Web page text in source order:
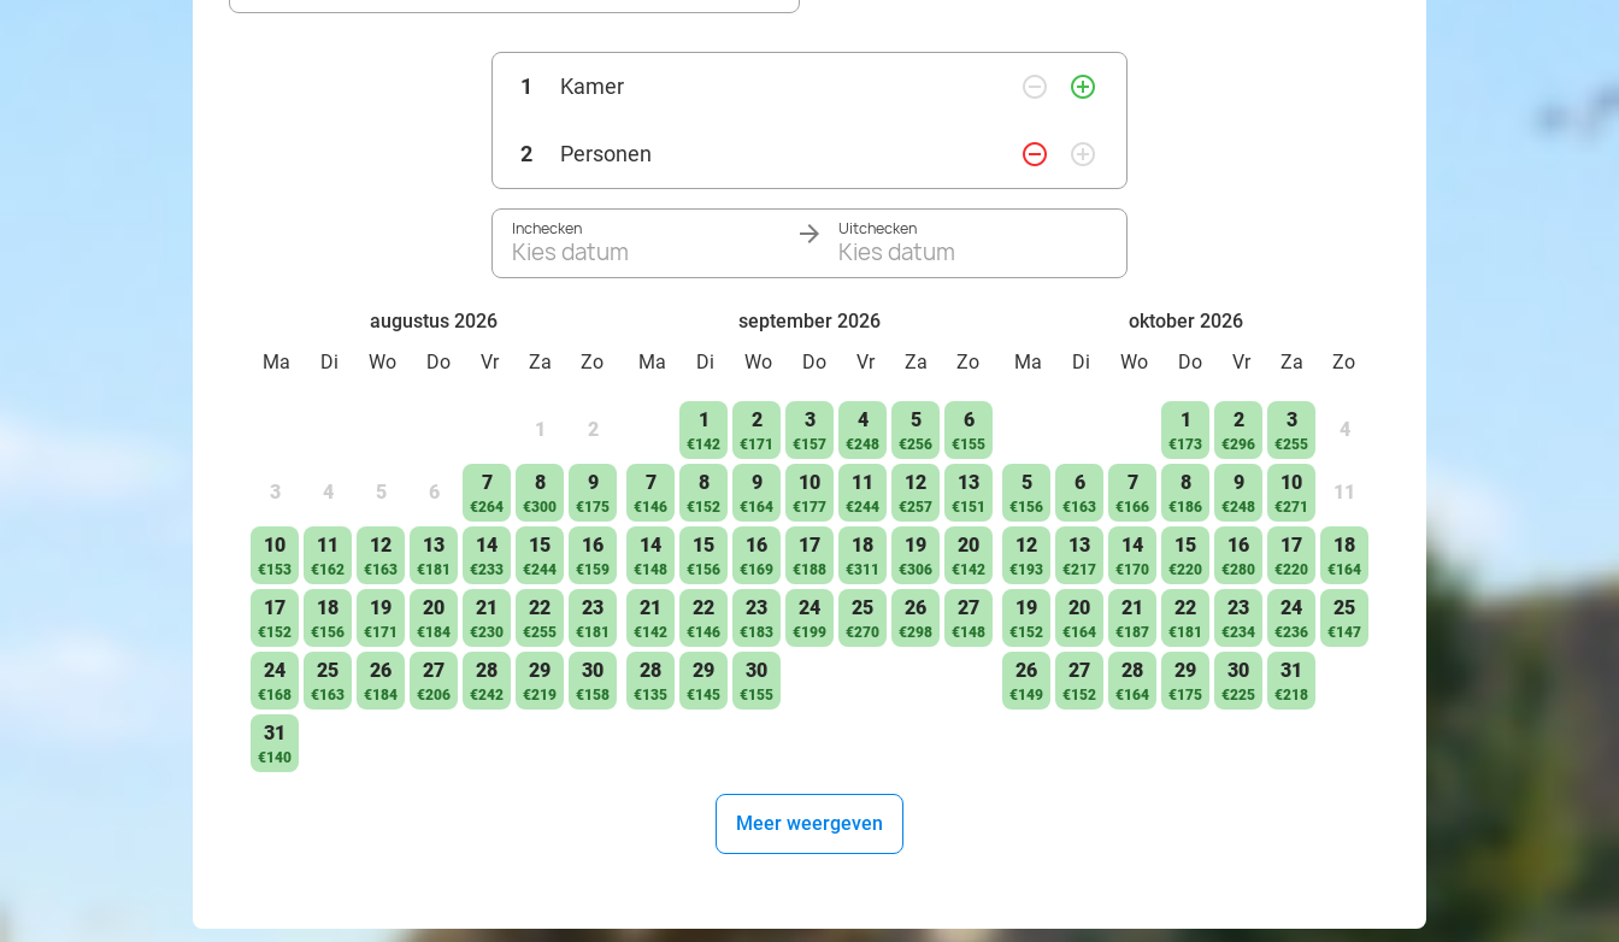
1 Kamer remove_circle_outline add_circle_outline
2 Personen remove_circle_outline add_circle_outline
Inchecken
Kies datum
Uitchecken
Kies datum
augustus 2026
Ma
Di Wo Do Vr Za Zo
1 2
3 4 5 6 7
€264
8
€300
9
€175
10
€153
11
€162
12
€163
13
€181
14
€233
15
€244
16
€159
17
€152
18
€156
19
€171
20
€184
21
€230
22
€255
23
€181
24
€168
25
€163
26
€184
27
€206
28
€242
29
€219
30
€158
31
€140
september 2026
Ma
Di Wo Do Vr Za Zo
1
€142
2
€171
3
€157
4
€248
5
€256
6
€155
7
€146
8
€152
9
€164
10
€177
11
€244
12
€257
13
€151
14
€148
15
€156
16
€169
17
€188
18
€311
19
€306
20
€142
21
€142
22
€146
23
€183
24
€199
25
€270
26
€298
27
€148
28
€135
29
€145
30
€155
oktober 2026
Ma
Di Wo Do Vr Za Zo
1
€173
2
€296
3
€255
4
5
€156
6
€163
7
€166
8
€186
9
€248
10
€271
11
12
€193
13
€217
14
€170
15
€220
16
€280
17
€220
18
€164
19
€152
20
€164
21
€187
22
€181
23
€234
24
€236
25
€147
26
€149
27
€152
28
€164
29
€175
30
€225
31
€218
Meer weergeven